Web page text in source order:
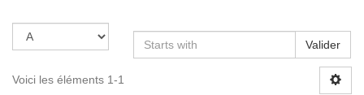
Valider
Voici les éléments 1-1